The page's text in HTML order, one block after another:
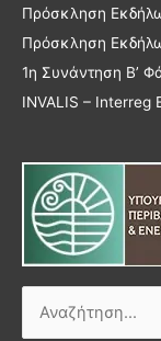
Πρόσκληση
Πρόσκληση
1η Συνάντηση Β’
INVALIS – Interreg
Αναζήτηση